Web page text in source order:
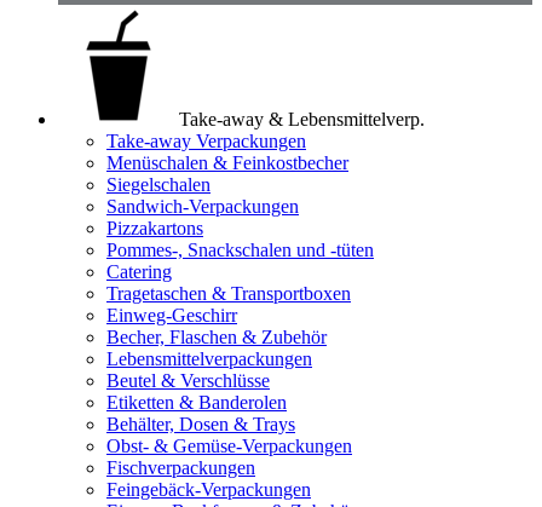
Take-away & Lebensmittelverp.
Take-away Verpackungen
Menüschalen & Feinkostbecher
Siegelschalen
Sandwich-Verpackungen
Pizzakartons
Pommes-, Snackschalen und -tüten
Catering
Tragetaschen & Transportboxen
Einweg-Geschirr
Becher, Flaschen & Zubehör
Lebensmittelverpackungen
Beutel & Verschlüsse
Etiketten & Banderolen
Behälter, Dosen & Trays
Obst- & Gemüse-Verpackungen
Fischverpackungen
Feingebäck-Verpackungen